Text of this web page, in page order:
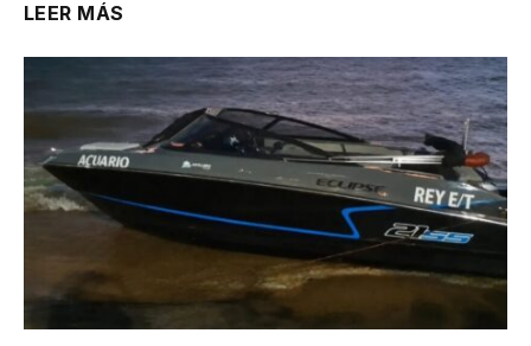
LEER MÁS